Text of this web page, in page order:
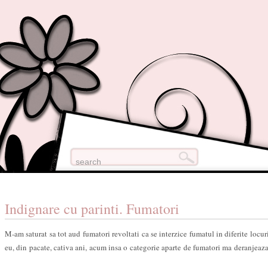
Indignare cu parinti. Fumatori
M-am saturat sa tot aud fumatori revoltati ca se interzice fumatul in diferite
eu, din pacate, cativa ani, acum insa o categorie aparte de fumatori ma